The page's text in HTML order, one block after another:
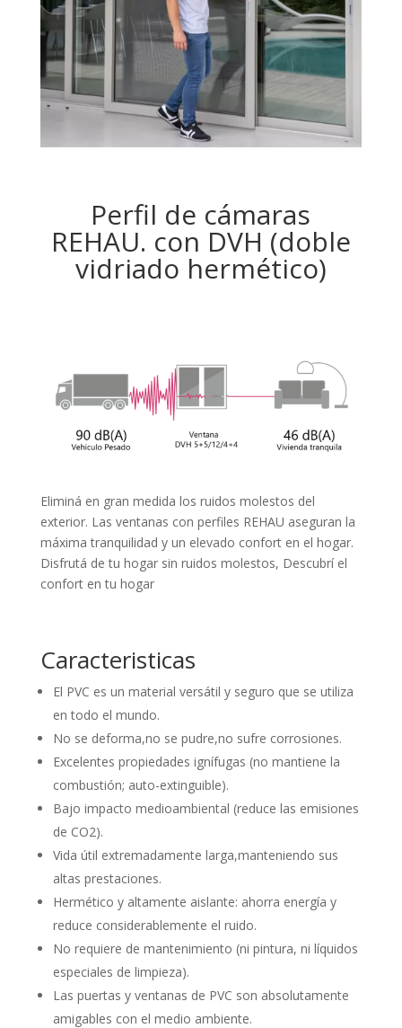
Perfil de cámaras
REHAU. con DVH (doble
vidriado hermético)
Eliminá en gran medida los ruidos molestos del
exterior. Las ventanas con perfiles REHAU aseguran la
máxima tranquilidad y un elevado confort en el hogar.
Disfrutá de tu hogar sin ruidos molestos, Descubrí el
confort en tu hogar
Caracteristicas
El PVC es un material versátil y seguro que se utiliza
en todo el mundo.
No se deforma,no se pudre,no sufre corrosiones.
Excelentes propiedades ignífugas (no mantiene la
combustión; auto-extinguible).
Bajo impacto medioambiental (reduce las emisiones
de CO2).
Vida útil extremadamente larga,manteniendo sus
altas prestaciones.
Hermético y altamente aislante: ahorra energía y
reduce considerablemente el ruido.
No requiere de mantenimiento (ni pintura, ni líquidos
especiales de limpieza).
Las puertas y ventanas de PVC son absolutamente
amigables con el medio ambiente.